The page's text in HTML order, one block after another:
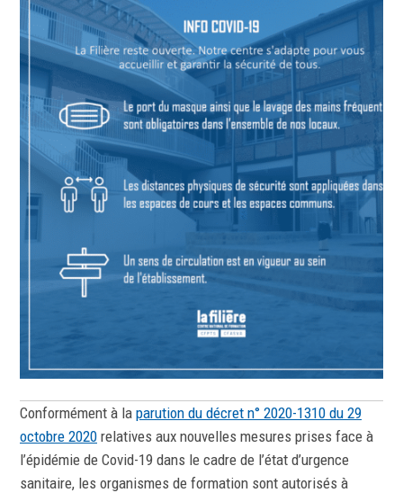
Conformément à la parution du décret n° 2020-1310 du 29
octobre 2020 relatives aux nouvelles mesures prises face à
l’épidémie de Covid-19 dans le cadre de l’état d’urgence
sanitaire, les organismes de formation sont autorisés à